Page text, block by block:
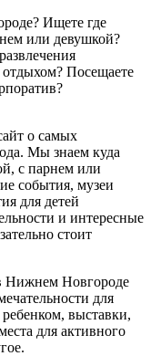
Ищете где
или девушкой?
Посещаете
о самых
Мы знаем куда
с парнем или
события, музеи
для детей
и интересные
стоит
Нижнем Новгороде
для
выставки,
для активного